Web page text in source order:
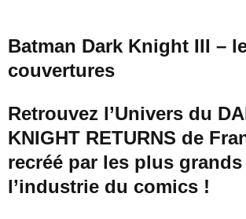
Batman Dark Knight III –
couvertures
Retrouvez l’Univers du
KNIGHT RETURNS de
recréé par les plus
l’industrie du comics !